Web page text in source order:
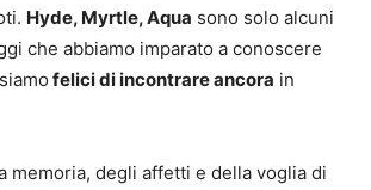
Hyde, Myrtle, Aqua sono solo alcuni
che abbiamo imparato a conoscere
felici di incontrare ancora in
memoria, degli affetti e della voglia di